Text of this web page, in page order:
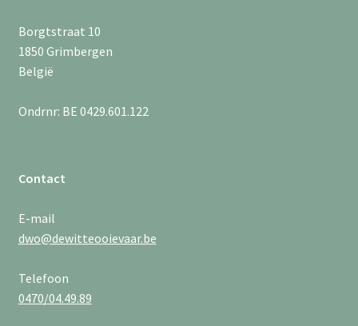
Borgtstraat 10
1850 Grimbergen
België
Ondrnr: BE 0429.601.122
Contact
E-mail
dwo@dewitteooievaar.be
Telefoon
0470/04.49.89